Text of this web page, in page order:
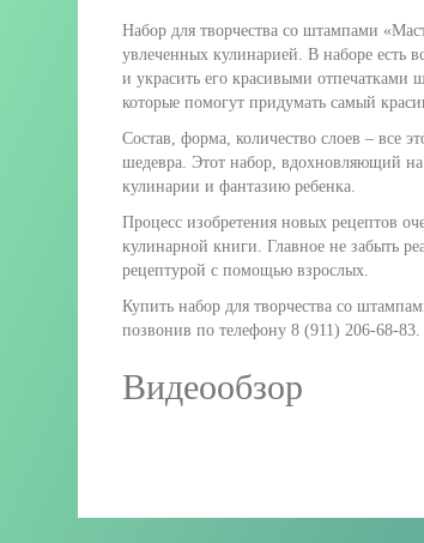
Набор для творчества со штампами
увлеченных кулинарией. В наборе есть
и украсить его красивыми отпечатками
которые помогут придумать самый
Состав, форма, количество слоев – все
шедевра. Этот набор, вдохновляющий на
кулинарии и фантазию ребенка.
Процесс изобретения новых рецептов
кулинарной книги. Главное не забыть
рецептурой с помощью взрослых.
Купить набор для творчества со
позвонив по телефону 8 (911) 206-68-
Видеообзор